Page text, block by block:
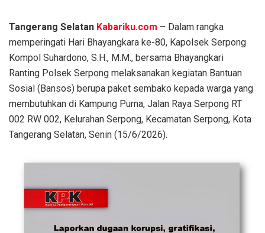
Tangerang Selatan Kabariku.com – Dalam rangka
memperingati Hari Bhayangkara ke-80, Kapolsek Serpong
Kompol Suhardono, S.H., M.M., bersama Bhayangkari
Ranting Polsek Serpong melaksanakan kegiatan Bantuan
Sosial (Bansos) berupa paket sembako kepada warga yang
membutuhkan di Kampung Purna, Jalan Raya Serpong RT
002 RW 002, Kelurahan Serpong, Kecamatan Serpong, Kota
Tangerang Selatan, Senin (15/6/2026).